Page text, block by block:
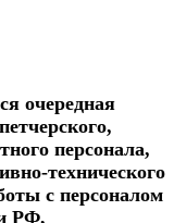
очередная
персонала,
технического
с персоналом
РФ,